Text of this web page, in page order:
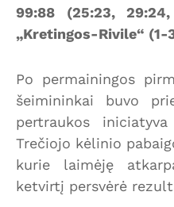
99:88 (25:23,
„Kretingos-Rivile“
Po permainingos
šeimininkai buvo
pertraukos
Trečiojo kėlinio
kurie laimėję
ketvirtį persvėrė